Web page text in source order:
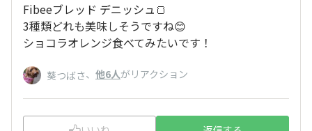
Fibeeブレッド デニッシュ🍞
3種類どれも美味しそうですね😊
ショコラオレンジ食べてみたいです！
葵つばさ、 他6人がリアクション